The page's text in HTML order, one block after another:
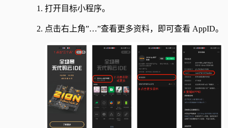
打开目标小程序。
点击右上角”…”查看更多资料，即可查看 AppID。